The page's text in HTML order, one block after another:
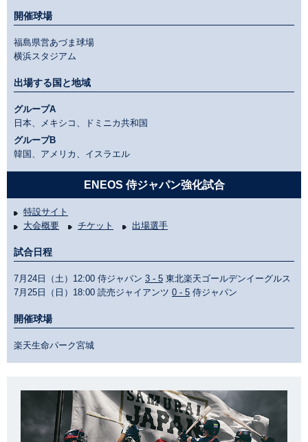
開催球場
福島県営あづま球場
横浜スタジアム
出場する国と地域
グループA
日本、メキシコ、ドミニカ共和国
グループB
韓国、アメリカ、イスラエル
ENEOS 侍ジャパン強化試合
特設サイト
大会概要
チケット 出場選手
試合日程
7月24日（土）12:00 侍ジャパン 3 - 5 東北楽天ゴールデンイーグルス
7月25日（日）18:00 読売ジャイアンツ 0 - 5 侍ジャパン
開催球場
楽天生命パーク宮城